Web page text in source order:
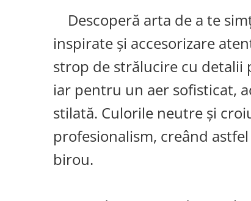
Descoperă arta de a te
inspirate și accesorizare
strop de strălucire cu detalii
iar pentru un aer sofisticat,
stilată. Culorile neutre și
profesionalism, creând
birou.